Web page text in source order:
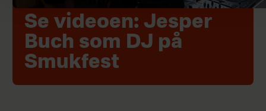
Se videoen: Jesper
Buch som DJ på
Smukfest